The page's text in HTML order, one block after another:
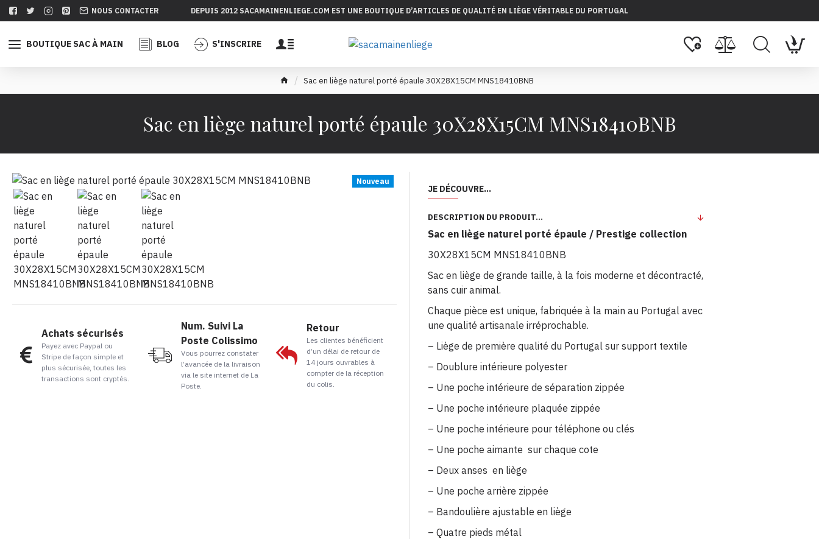
NOUS CONTACTER DEPUIS 2012 SACAMAINENLIEGE.COM EST UNE BOUTIQUE D’ARTICLES DE QUALITÉ EN LIÈGE VÉRITABLE DU PORTUGAL
BOUTIQUE SAC À MAIN BLOG S'INSCRIRE
Sac en liège naturel porté épaule 30X28X15CM MNS18410BNB
Sac en liège naturel porté épaule 30X28X15CM MNS18410BNB
Nouveau
Achats sécurisés
Payez avec Paypal ou
Stripe de façon simple et
plus sécurisée, toutes les
transactions sont cryptés.
Num. Suivi La
Poste Colissimo
Vous pourrez constater
l’avancée de la livraison
via le site internet de La
Poste.
Retour
Les clientes bénéficient
d’un délai de retour de
14 jours ouvrables à
compter de la réception
du colis.
JE DÉCOUVRE...
DESCRIPTION DU PRODUIT...
Sac en liège naturel porté épaule / Prestige collection
30X28X15CM MNS18410BNB
Sac en liège de grande taille, à la fois moderne et décontracté,
sans cuir animal.
Chaque pièce est unique, fabriquée à la main au Portugal avec
une qualité artisanale irréprochable.
– Liège de première qualité du Portugal sur support textile
– Doublure intérieure polyester
– Une poche intérieure de séparation zippée
– Une poche intérieure plaquée zippée
– Une poche intérieure pour téléphone ou clés
– Une poche aimante sur chaque cote
– Deux anses en liège
– Une poche arrière zippée
– Bandoulière ajustable en liège
– Quatre pieds métal